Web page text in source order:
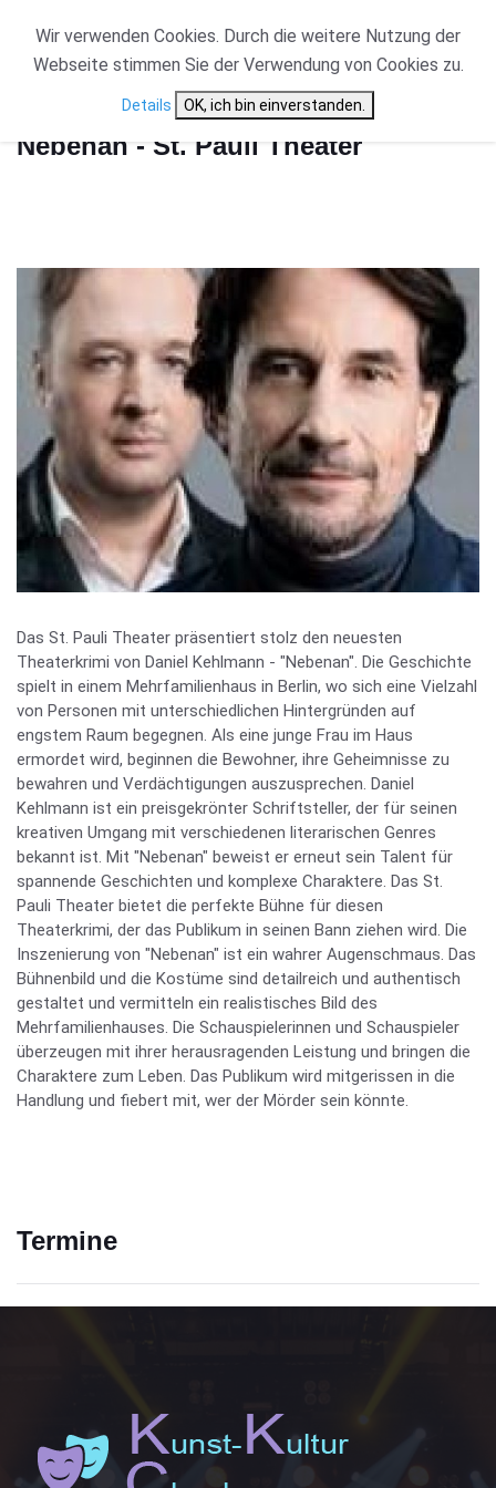
Nebenan - St. Pauli Theater
Nebenan - St. Pauli Theater
Das St. Pauli Theater präsentiert stolz den neuesten
Theaterkrimi von Daniel Kehlmann - "Nebenan". Die Geschichte
spielt in einem Mehrfamilienhaus in Berlin, wo sich eine Vielzahl
von Personen mit unterschiedlichen Hintergründen auf
engstem Raum begegnen. Als eine junge Frau im Haus
ermordet wird, beginnen die Bewohner, ihre Geheimnisse zu
bewahren und Verdächtigungen auszusprechen. Daniel
Kehlmann ist ein preisgekrönter Schriftsteller, der für seinen
kreativen Umgang mit verschiedenen literarischen Genres
bekannt ist. Mit "Nebenan" beweist er erneut sein Talent für
spannende Geschichten und komplexe Charaktere. Das St.
Pauli Theater bietet die perfekte Bühne für diesen
Theaterkrimi, der das Publikum in seinen Bann ziehen wird. Die
Inszenierung von "Nebenan" ist ein wahrer Augenschmaus. Das
Bühnenbild und die Kostüme sind detailreich und authentisch
gestaltet und vermitteln ein realistisches Bild des
Mehrfamilienhauses. Die Schauspielerinnen und Schauspieler
überzeugen mit ihrer herausragenden Leistung und bringen die
Charaktere zum Leben. Das Publikum wird mitgerissen in die
Handlung und fiebert mit, wer der Mörder sein könnte.
Termine
Wir verwenden Cookies. Durch die weitere Nutzung der
Webseite stimmen Sie der Verwendung von Cookies zu.
Details OK, ich bin einverstanden.